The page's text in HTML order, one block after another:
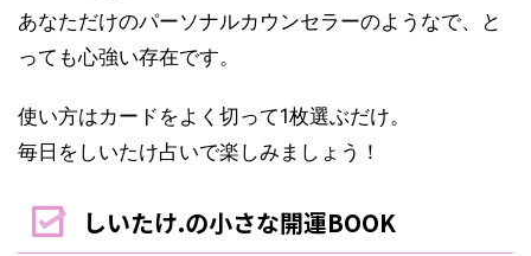
あなただけのパーソナルカウンセラーのようなで、と
っても心強い存在です。
使い方はカードをよく切って1枚選ぶだけ。
毎日をしいたけ占いで楽しみましょう！
しいたけ.の小さな開運BOOK